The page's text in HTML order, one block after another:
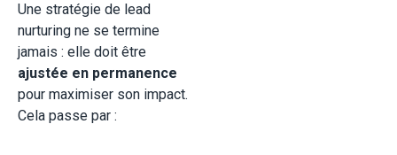
Une stratégie de lead
nurturing ne se termine
jamais : elle doit être
ajustée en permanence
pour maximiser son impact.
Cela passe par :